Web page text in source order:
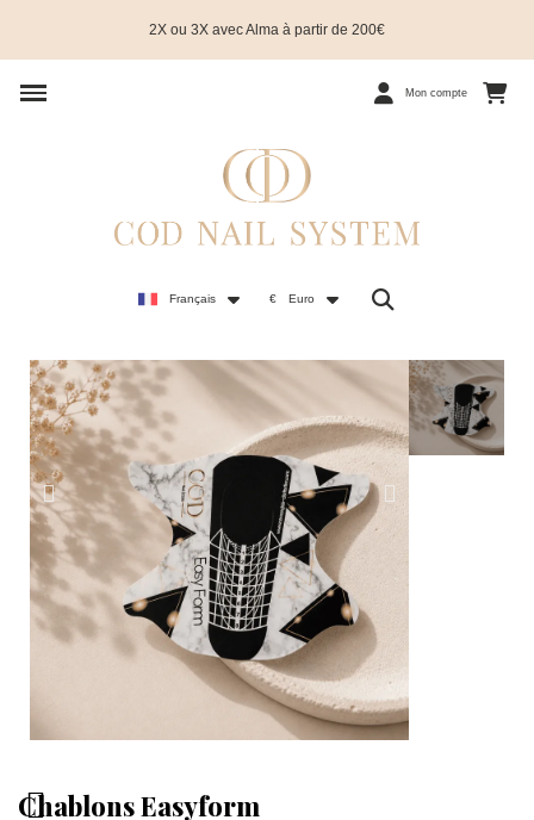
2X ou 3X avec Alma à partir de 200€
Mon compte
Français € Euro
Chablons Easyform